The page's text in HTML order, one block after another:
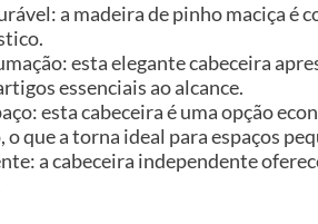
a madeira de pinho maciça é
esta elegante cabeceira
essenciais ao alcance.
esta cabeceira é uma opção
o que a torna ideal para espaços
a cabeceira independente